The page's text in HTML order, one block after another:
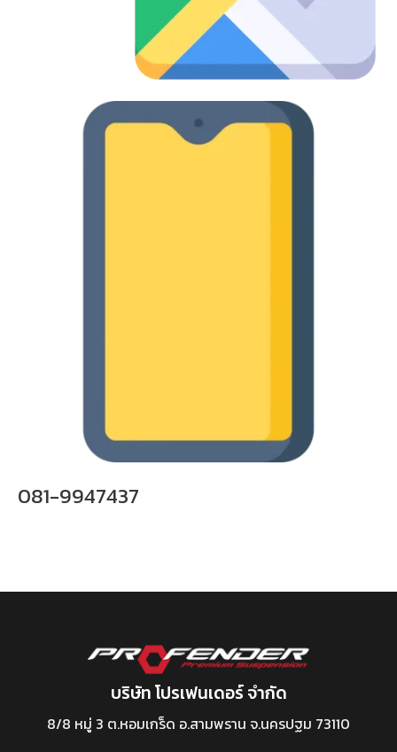
081-9947437
บริษัท โปรเฟนเดอร์ จำกัด
8/8 หมู่ 3 ต.หอมเกร็ด อ.สามพราน จ.นครปฐม 73110